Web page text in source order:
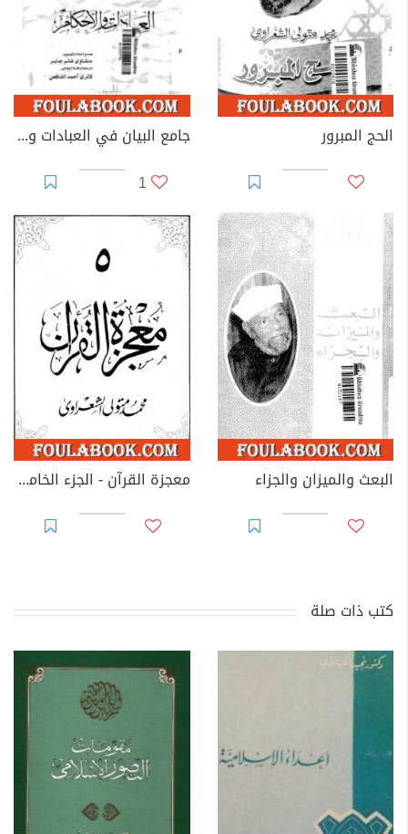
الحج المبرور
جامع البيان في العبادات والأحكام
1
البعث والميزان والجزاء معجزة القرآن - الجزء الخامس
كتب ذات صلة